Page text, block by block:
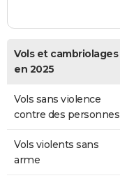
Vols et cambriolages
en 2025
Vols sans violence
contre des personnes
Vols violents sans
arme